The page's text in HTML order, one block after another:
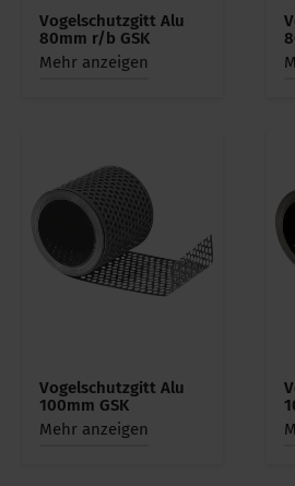
Vogelschutzgitt Alu
80mm r/b GSK
Mehr anzeigen
Vogelschutzgitt Alu
100mm GSK
Mehr anzeigen